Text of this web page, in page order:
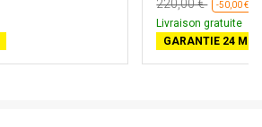
220,00 € -50,00 €
Livraison gratuite
GARANTIE 24